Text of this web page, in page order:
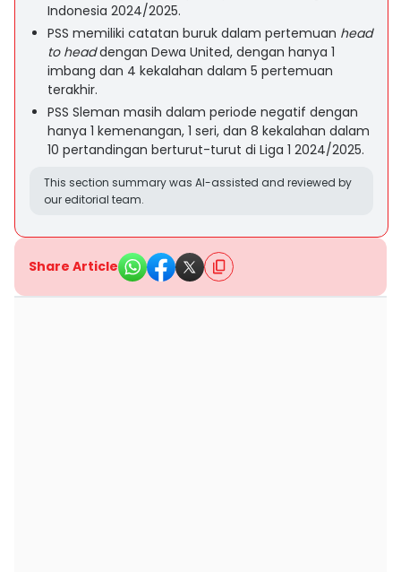
Indonesia 2024/2025.
PSS memiliki catatan buruk dalam pertemuan head
to headdengan Dewa United, dengan hanya 1
imbang dan 4 kekalahan dalam 5 pertemuan
terakhir.
PSS Sleman masih dalam periode negatif dengan
hanya 1 kemenangan, 1 seri, dan 8 kekalahan dalam
10 pertandingan berturut-turut di Liga 1 2024/2025.
This section summary was AI-assisted and reviewed by
our editorial team.
Share Article